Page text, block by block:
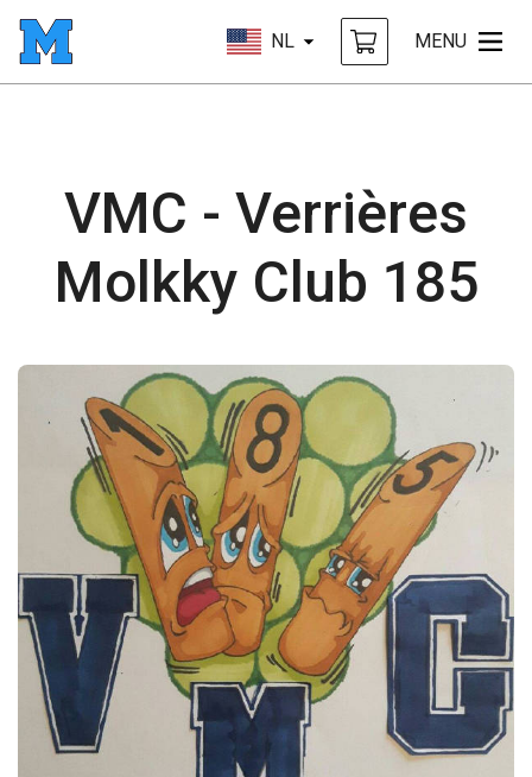
NL MENU
VMC - Verrières
Molkky Club 185